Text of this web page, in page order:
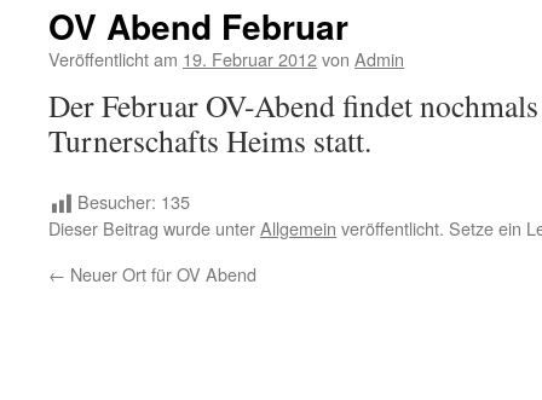
OV Abend Februar
Veröffentlicht am 19. Februar 2012von Admin
Der Februar OV-Abend findet
Turnerschafts Heims statt.
Besucher: 135
Dieser Beitrag wurde unterAllgemein veröffentlicht. Setze ein
← Neuer Ort für OV Abend